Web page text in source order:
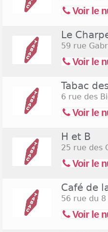
Voir le
Le
59 rue
Voir le
Tabac
6 rue des
Voir le
H et B
25 rue des
Voir le
Café de
56 rue du 8
Voir le